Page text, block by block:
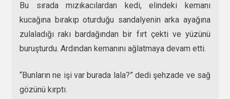
Bu sırada mızıkacılardan kedi, elindeki kemanı
kucağına bırakıp oturduğu sandalyenin arka ayağına
zulaladığı rakı bardağından bir fırt çekti ve yüzünü
buruşturdu. Ardından kemanını ağlatmaya devam etti.
“Bunların ne işi var burada lala?” dedi şehzade ve sağ
gözünü kırptı.